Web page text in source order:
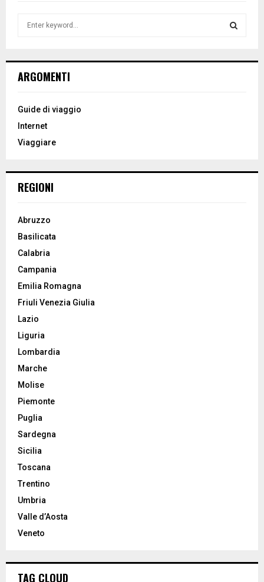
h
o
:
ARGOMENTI
Guide di viaggio
Internet
Viaggiare
REGIONI
Abruzzo
Basilicata
Calabria
Campania
Emilia Romagna
Friuli Venezia Giulia
Lazio
Liguria
Lombardia
Marche
Molise
Piemonte
Puglia
Sardegna
Sicilia
Toscana
Trentino
Umbria
Valle d’Aosta
Veneto
TAG CLOUD